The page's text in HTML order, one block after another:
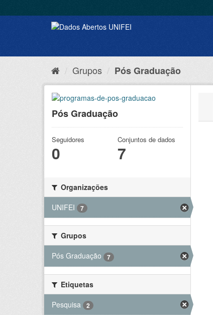
Grupos Pós Graduação
Pós Graduação
Seguidores
0
Conjuntos de dados
7
Organizações
UNIFEI
7
Grupos
Pós Graduação
7
Etiquetas
Pesquisa
2